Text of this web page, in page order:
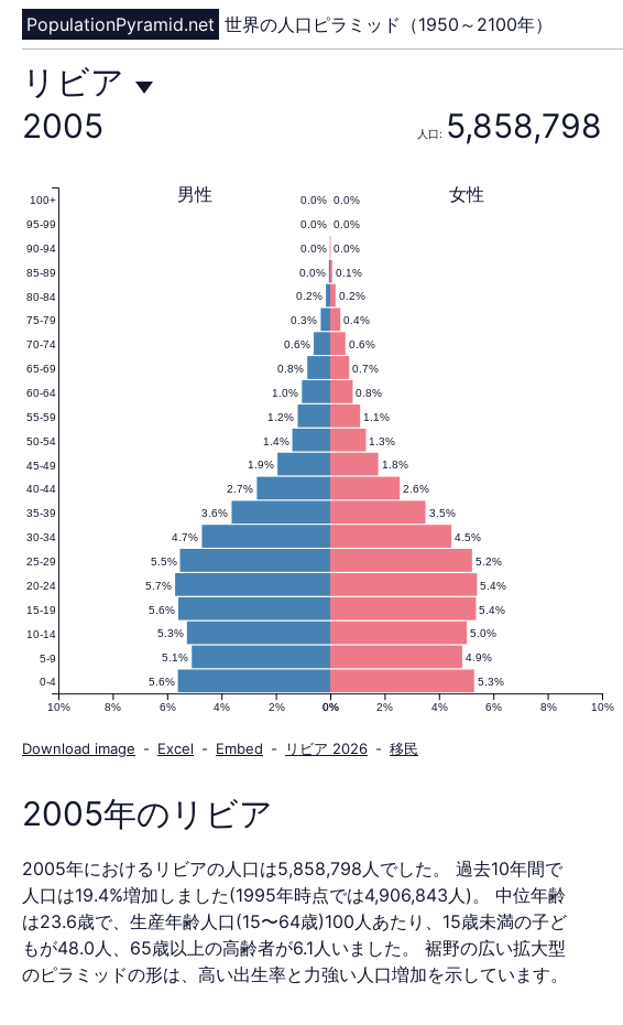
PopulationPyramid.net 世界の人口ピラミッド（1950～2100年）
リ
ビ
ア
の
人
口
ピ
ラ
ミ
ッ
ド
リビア
2005
人口: 5,858,798
5.3%
5.6%
4.9%
5.1%
5.0%
5.3%
5.4%
5.6%
5.4%
5.7%
5.2%
5.5%
4.5%
4.7%
3.5%
3.6%
2.6%
2.7%
1.8%
1.9%
1.3%
1.4%
1.1%
1.2%
0.8%
1.0%
0.7%
0.8%
0.6%
0.6%
0.4%
0.3%
0.2%
0.2%
0.1%
0.0%
0.0%
0.0%
0.0%
0.0%
0.0%
0.0% 女性
男性
0% 2% 4% 6% 8% 10%
10% 8% 6% 4% 2% 0%
0-4
5-9
10-14
15-19
20-24
25-29
30-34
35-39
40-44
45-49
50-54
55-59
60-64
65-69
70-74
75-79
80-84
85-89
90-94
95-99
100+
Download image - Excel - Embed - リビア 2026 - 移民
2005年のリビア
2005年におけるリビアの人口は5,858,798人でした。 過去10年間で
人口は19.4%増加しました(1995年時点では4,906,843人)。 中位年齢
は23.6歳で、生産年齢人口(15〜64歳)100人あたり、15歳未満の子ど
もが48.0人、65歳以上の高齢者が6.1人いました。 裾野の広い拡大型
のピラミッドの形は、高い出生率と力強い人口増加を示しています。